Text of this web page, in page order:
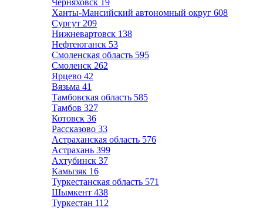
Черняховск 19
Ханты-Мансийский автономный округ 608
Сургут 209
Нижневартовск 138
Нефтеюганск 53
Смоленская область 595
Смоленск 262
Ярцево 42
Вязьма 41
Тамбовская область 585
Тамбов 327
Котовск 36
Рассказово 33
Астраханская область 576
Астрахань 399
Ахтубинск 37
Камызяк 16
Туркестанская область 571
Шымкент 438
Туркестан 112